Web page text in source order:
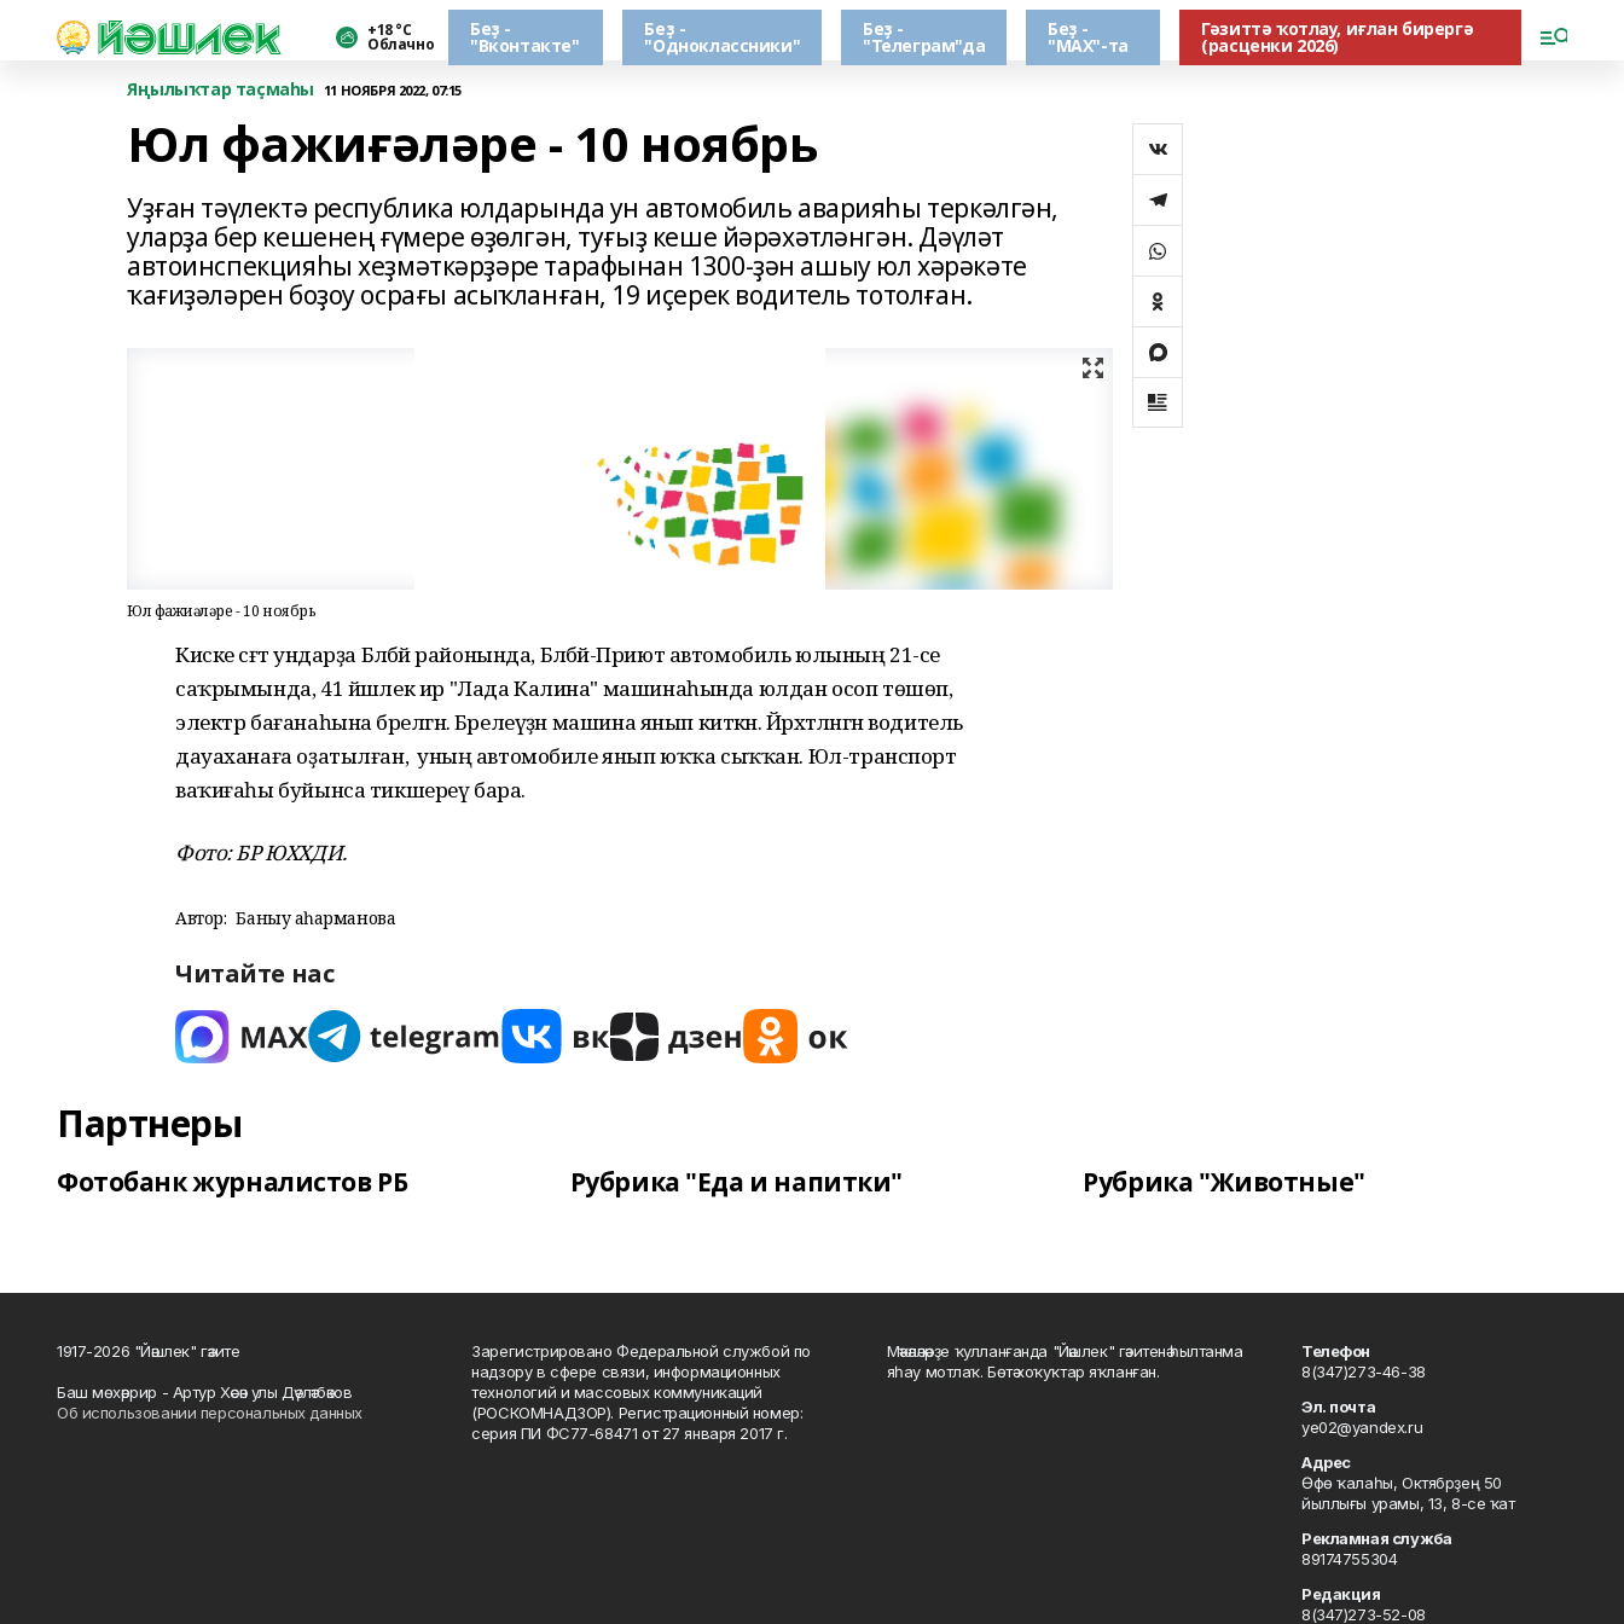
+18 °С
Облачно
Беҙ -
"Вконтакте"
Беҙ -
"Одноклассники"
Беҙ -
"Телеграм"да
Беҙ -
"МАХ"-та
Гәзиттә ҡотлау, иғлан бирергә
(расценки 2026)
Яңылыҡтар таҫмаһы
11 НОЯБРЯ 2022, 07:15
Юл фажиғәләре - 10 ноябрь
Уҙған тәүлектә республика юлдарында ун автомобиль аварияһы теркәлгән,
уларҙа бер кешенең ғүмере өҙөлгән, туғыҙ кеше йәрәхәтләнгән. Дәүләт
автоинспекцияһы хеҙмәткәрҙәре тарафынан 1300-ҙән ашыу юл хәрәкәте
ҡағиҙәләрен боҙоу осрағы асыҡланған, 19 иҫерек водитель тотолған.
Юл фажиғәләре - 10 ноябрь
Киске сәғәт ундарҙа Бәләбәй районында, Бәләбәй-Приют автомобиль юлының 21-се
саҡрымында, 41 йәшлек ир "Лада Калина" машинаһында юлдан осоп төшөп,
электр бағанаһына бәрелгән. Бәрелеүҙән машина янып киткән. Йәрәхәтләнгән водитель
дауаханаға оҙатылған, ә уның автомобиле янып юҡҡа сыҡҡан. Юл-транспорт
ваҡиғаһы буйынса тикшереү бара.
Фото: БР ЮХХДИ.
Автор: Баныу Ҡаһарманова
Читайте нас
Партнеры
Фотобанк журналистов РБ Рубрика "Еда и напитки" Рубрика "Животные"
1917-2026 "Йәшлек" гәзите
Баш мөхәррир - Артур Хәсән улы Дәүләтбәков
Об использовании персональных данных
Зарегистрировано Федеральной службой по
надзору в сфере связи, информационных
технологий и массовых коммуникаций
(РОСКОМНАДЗОР). Регистрационный номер:
серия ПИ ФС77-68471 от 27 января 2017 г.
Мәҡәләләрҙе ҡулланғанда "Йәшлек" гәзитенә һылтанма
яһау мотлаҡ. Бөтә хоҡуҡтар яҡланған.
Телефон
8(347)273-46-38
Эл. почта
ye02@yandex.ru
Адрес
Өфө ҡалаһы, Октябрҙең 50
йыллығы урамы, 13, 8-се ҡат
Рекламная служба
89174755304
Редакция
8(347)273-52-08